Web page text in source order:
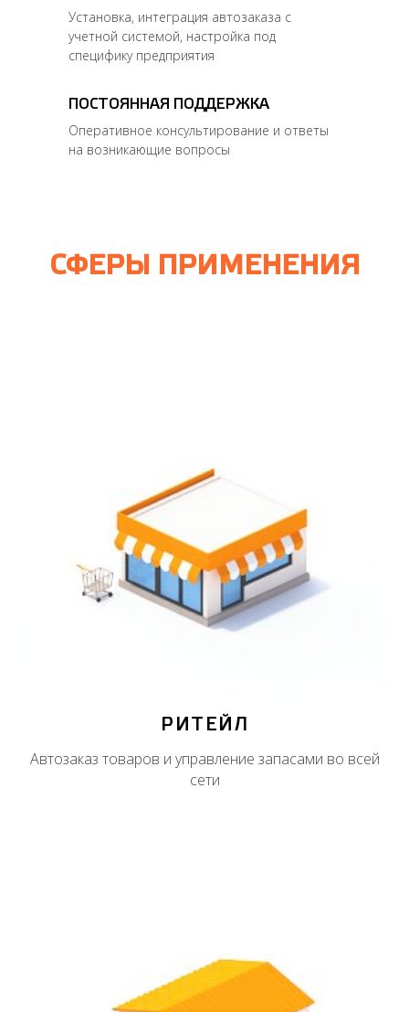
Установка, интеграция автозаказа с
учетной системой, настройка под
специфику предприятия
ПОСТОЯННАЯ ПОДДЕРЖКА
Оперативное консультирование и ответы
на возникающие вопросы
СФЕРЫ ПРИМЕНЕНИЯ
РИТЕЙЛ
Автозаказ товаров и управление запасами во всей
сети